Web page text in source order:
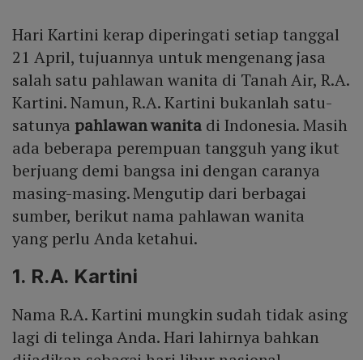
Hari Kartini kerap diperingati setiap tanggal
21 April, tujuannya untuk mengenang jasa
salah satu pahlawan wanita di Tanah Air, R.A.
Kartini. Namun, R.A. Kartini bukanlah satu-
satunyapahlawan wanitadi Indonesia. Masih
ada beberapa perempuan tangguh yang ikut
berjuang demi bangsa ini dengan caranya
masing-masing. Mengutip dari berbagai
sumber, berikut nama pahlawan wanita
yang perlu Anda ketahui.
1. R.A. Kartini
Nama R.A. Kartini mungkin sudah tidak asing
lagi di telinga Anda. Hari lahirnya bahkan